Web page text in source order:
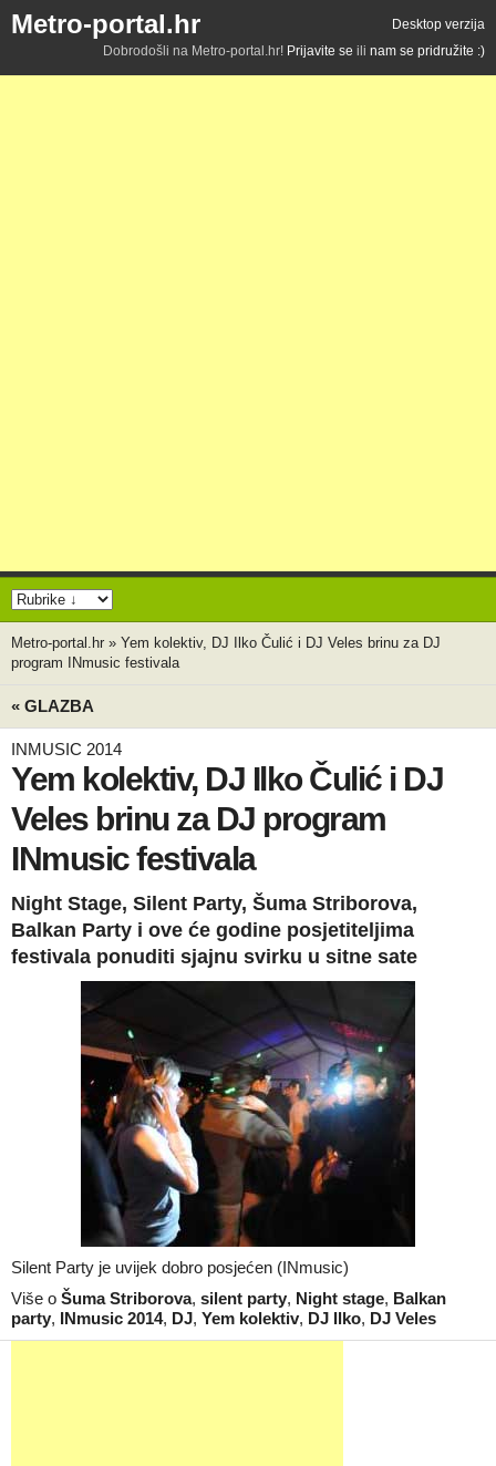
Metro-portal.hr
Desktop verzija
Dobrodošli na Metro-portal.hr! Prijavite se ili nam se pridružite :)
Metro-portal.hr » Yem kolektiv, DJ Ilko Čulić i DJ Veles brinu za DJ
program INmusic festivala
« GLAZBA
INMUSIC 2014
Yem kolektiv, DJ Ilko Čulić i DJ
Veles brinu za DJ program
INmusic festivala
Night Stage, Silent Party, Šuma Striborova,
Balkan Party i ove će godine posjetiteljima
festivala ponuditi sjajnu svirku u sitne sate
Silent Party je uvijek dobro posjećen (INmusic)
Više o Šuma Striborova, silent party, Night stage, Balkan
party, INmusic 2014, DJ, Yem kolektiv, DJ Ilko, DJ Veles